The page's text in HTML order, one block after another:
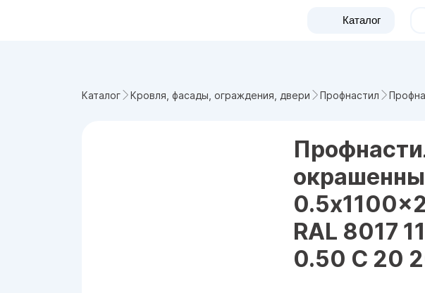
Каталог
Каталог Кровля, фасады, ограждения, двери Профнастил
RAL 8017
0.50 С 20